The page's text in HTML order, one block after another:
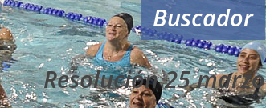
Buscador
Resolución 25 marzo